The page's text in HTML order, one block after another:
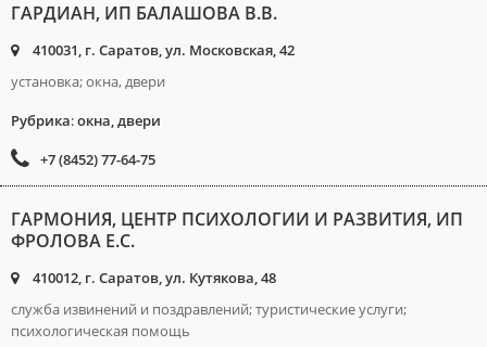
ГАРДИАН, ИП БАЛАШОВА В.В.
410031, г. Саратов, ул. Московская, 42
установка; окна, двери
Рубрика:окна, двери
+7 (8452) 77-64-75
ГАРМОНИЯ, ЦЕНТР ПСИХОЛОГИИ И РАЗВИТИЯ, ИП
ФРОЛОВА Е.С.
410012, г. Саратов, ул. Кутякова, 48
служба извинений и поздравлений; туристические услуги;
психологическая помощь